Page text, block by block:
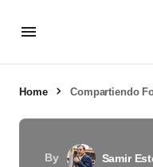
Home Compartiendo
By
Samir